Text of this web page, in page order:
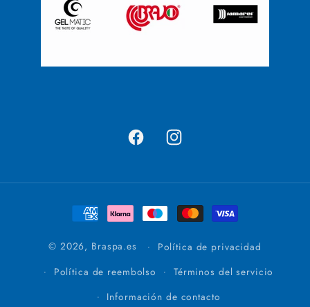
FacebookInstagram
Formas
de
pago
© 2026, Braspa.es
Política de privacidad
Política de reembolso
Términos del servicio
Información de contacto